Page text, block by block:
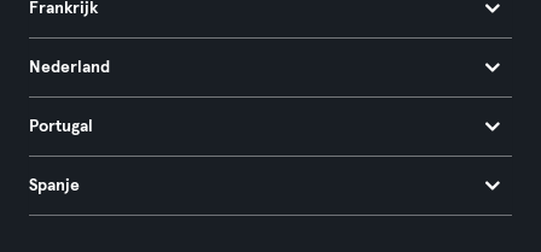
Frankrijk
Nederland
Portugal
Spanje